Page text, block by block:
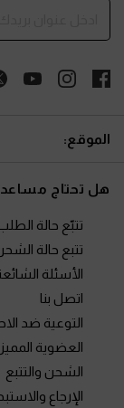
الموقع:
هل تحتاج
تتبّع حالة
تتبع حالة
الأسئلة
اتصل بنا
التوعية ضد
العضوية
الشحن والتتبع
الإرجاع